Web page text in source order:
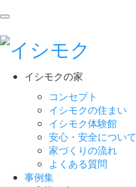
イシモクの家
コンセプト
イシモクの住まい
イシモク体験館
安心・安全について
家づくりの流れ
よくある質問
事例集